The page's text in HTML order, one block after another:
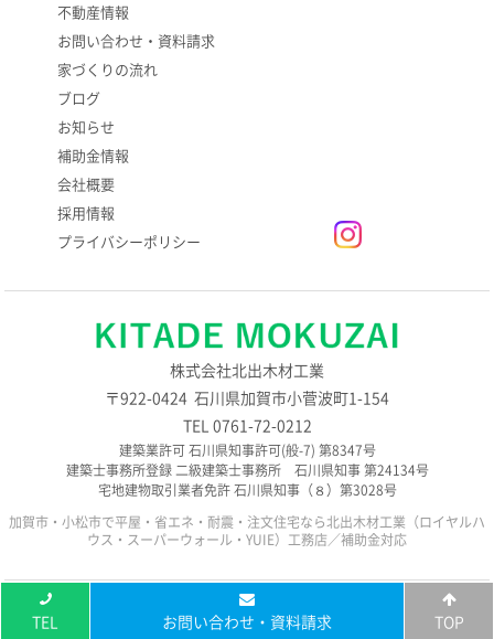
不動産情報
お問い合わせ・資料請求
家づくりの流れ
ブログ
お知らせ
補助金情報
会社概要
採用情報
プライバシーポリシー
株式会社北出木材工業
〒922-0424 石川県加賀市小菅波町1-154
TEL 0761-72-0212
建築業許可 石川県知事許可(般-7) 第8347号
建築士事務所登録 二級建築士事務所 石川県知事 第24134号
宅地建物取引業者免許 石川県知事（８）第3028号
加賀市・小松市で平屋・省エネ・耐震・注文住宅なら北出木材工業（ロイヤルハ
ウス・スーパーウォール・YUIE）工務店／補助金対応
Copyright © 2025 株式会社 北出木材工業 All Rights Reserved.
TEL お問い合わせ・資料請求 TOP